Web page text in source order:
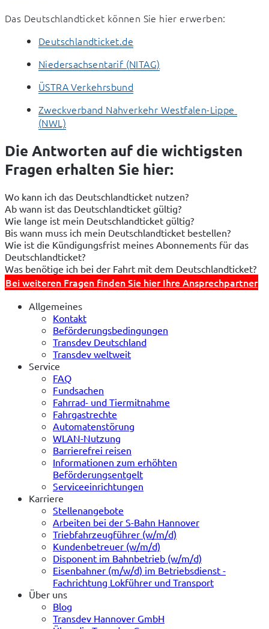
Das Deutschlandticket können Sie hier erwerben:
Deutschlandticket.de
Niedersachsentarif (NITAG)
ÜSTRA Verkehrsbund
Zweckverband Nahverkehr Westfalen-Lippe
(NWL)
Die Antworten auf die wichtigsten
Fragen erhalten Sie hier:
Wo kann ich das Deutschlandticket nutzen?
Ab wann ist das Deutschlandticket gültig?
Wie lange ist mein Deutschlandticket gültig?
Bis wann muss ich mein Deutschlandticket bestellen?
Wie ist die Kündigungsfrist meines Abonnements für das
Deutschlandticket?
Was benötige ich bei der Fahrt mit dem Deutschlandticket?
Bei weiteren Fragen finden Sie hier Ihre Ansprechpartner
Allgemeines
Kontakt
Beförderungsbedingungen
Transdev Deutschland
Transdev weltweit
Service
FAQ
Fundsachen
Fahrrad- und Tiermitnahme
Fahrgastrechte
Automatenstörung
WLAN-Nutzung
Barrierefrei reisen
Informationen zum erhöhten
Beförderungsentgelt
Serviceeinrichtungen
Karriere
Stellenangebote
Arbeiten bei der S-Bahn Hannover
Triebfahrzeugführer (w/m/d)
Kundenbetreuer (w/m/d)
Disponent im Bahnbetrieb (w/m/d)
Eisenbahner (m/w/d) im Betriebsdienst -
Fachrichtung Lokführer und Transport
Über uns
Blog
Transdev Hannover GmbH